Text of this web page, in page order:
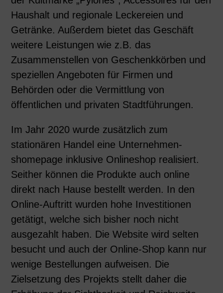
Haushalt und regionale Leckereien und
Getränke. Außerdem bietet das Geschäft
weitere Leistungen wie z.B. das
Zusammenstellen von Geschenkkörben und
speziellen Angeboten für Firmen und
Behörden oder die Vermittlung von
öffentlichen und privaten Stadtführungen.
Im Jahr 2020 wurde zusätzlich zum
stationären Handel eine Unternehmen-
shomepage inklusive Onlineshop realisiert.
Seither können die Produkte auch online
direkt nach Hause bestellt werden. In den
Online-Auftritt wurden hohe Investitionen
getätigt, welche sich bisher noch nicht
ausgezahlt haben. Die Website wird selten
besucht und auch der Online-Shop kann nur
wenige Bestellungen aufweisen. Die
Zielsetzung des Projekts stellt daher die